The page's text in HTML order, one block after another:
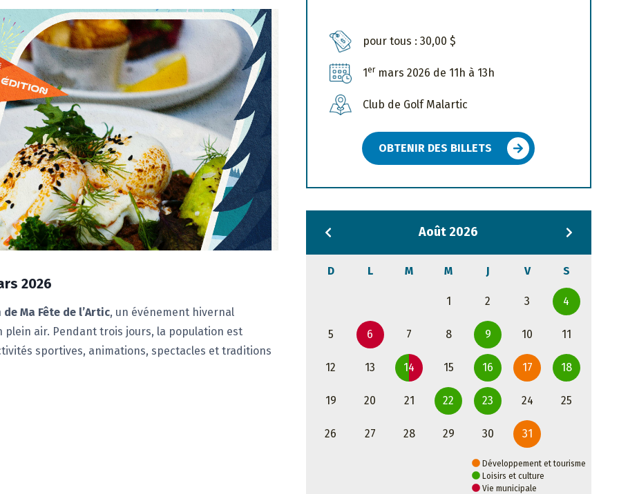
2026
Ma Fête de l’Artic, un événement hivernal
plein air. Pendant trois jours, la population est
sportives, animations, spectacles et traditions
pour tous : 30,00 $
1 er mars 2026 de 11h à 13h
Club de Golf Malartic
OBTENIR DES BILLETS
Août 2026
Développement et tourisme
Loisirs et culture
Vie municipale
D L M M J V S
1 2 3 4
5 6 7 8 9 10 11
12 13 14 15 16 17 18
19 20 21 22 23 24 25
26 27 28 29 30 31